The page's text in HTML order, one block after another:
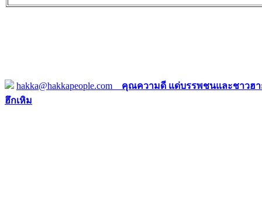
hakka@hakkapeople.com คุณความดี แด่บรรพชนและชาวฮ
ฮึกเหิม